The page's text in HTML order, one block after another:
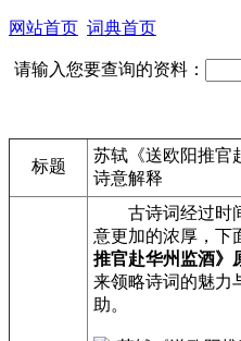
网站首页 词典首页
请输入您要查询的资料：
标题
苏轼《送欧阳推官
诗意解释
古诗词经过时间
意更加的浓厚，下
推官赴华州监酒》
来领略诗词的魅力
助。